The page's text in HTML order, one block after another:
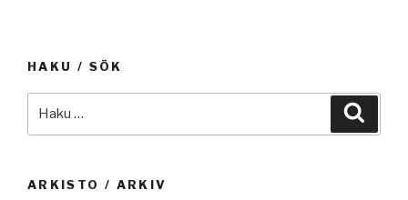
HAKU / SÖK
ARKISTO / ARKIV